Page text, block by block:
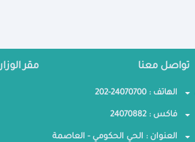
تواصل معنا
الهاتف : 24070700-202
فاكس : 24070882
العنوان : الحي الحكومي - العاصمة
مقر